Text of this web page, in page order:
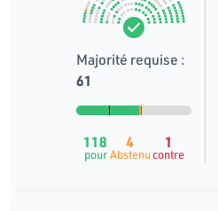
Majorité requise :
61
118
pour
4
Abstenu
1
contre